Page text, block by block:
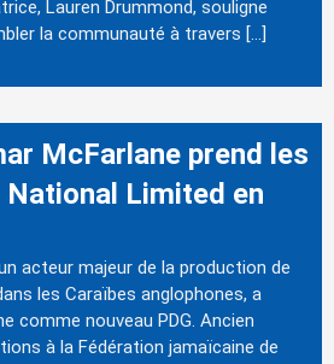
Lauren Drummond, souligne
la communauté à travers […]
McFarlane prend les
National Limited en
acteur majeur de la production de
les Caraïbes anglophones, a
comme nouveau PDG. Ancien
à la Fédération jamaïcaine de